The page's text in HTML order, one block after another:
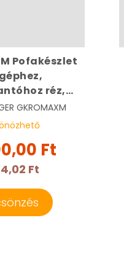
Pofakészlet
réz,
|
ROMAX
GKROMAXM
Ft
Ft